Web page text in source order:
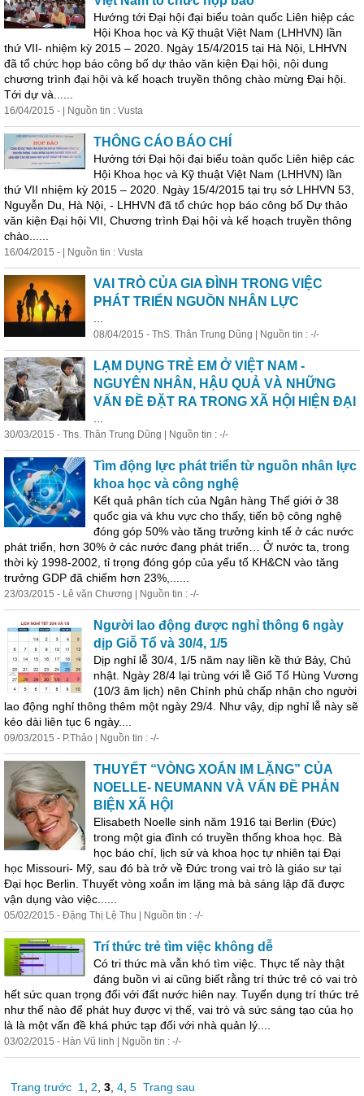
Hướng tới Đại hội đại biểu toàn quốc Liên hiệp các
Hội Khoa học và Kỹ thuật Việt Nam (LHHVN) lần
thứ VII- nhiệm kỳ 2015 – 2020. Ngày 15/4/2015 tại Hà Nội, LHHVN
đã tổ chức họp báo công bố dự thảo văn kiện Đại hội, nội dung
chương trình đại hội và kế hoạch truyền thông chào mừng Đại hội.
Tới dự và......
16/04/2015 - | Nguồn tin : Vusta
THÔNG CÁO BÁO CHÍ
Hướng tới Đại hội đại biểu toàn quốc Liên hiệp các
Hội Khoa học và Kỹ thuật Việt Nam (LHHVN) lần
thứ VII nhiệm kỳ 2015 – 2020. Ngày 15/4/2015 tại trụ sở LHHVN 53,
Nguyễn Du, Hà Nội, - LHHVN đã tổ chức họp báo công bố Dự thảo
văn kiện Đại hội VII, Chương trình Đại hội và kế hoạch truyền thông
chào......
16/04/2015 - | Nguồn tin : Vusta
VAI TRÒ CỦA GIA ĐÌNH TRONG VIỆC
PHÁT TRIỂN NGUỒN NHÂN LỰC
08/04/2015 - ThS. Thân Trung Dũng | Nguồn tin : -/-
LẠM DỤNG TRẺ EM Ở VIỆT NAM -
NGUYÊN NHÂN, HẬU QUẢ VÀ NHỮNG
VẤN ĐỀ ĐẶT RA TRONG XÃ HỘI HIỆN ĐẠI
30/03/2015 - Ths. Thân Trung Dũng | Nguồn tin : -/-
Tìm động lực phát triển từ nguồn nhân lực
khoa học và công nghệ
Kết quả phân tích của Ngân hàng Thế giới ở 38
quốc gia và khu vực cho thấy, tiến bộ công nghệ
đóng góp 50% vào tăng trưởng kinh tế ở các nước
phát triển, hơn 30% ở các nước đang phát triển… Ở nước ta, trong
thời kỳ 1998-2002, tỉ trọng đóng góp của yếu tố KH&CN vào tăng
trưởng GDP đã chiếm hơn 23%,......
23/03/2015 - Lê văn Chương | Nguồn tin : -/-
Người lao động được nghỉ thông 6 ngày
dịp Giỗ Tổ và 30/4, 1/5
Dịp nghỉ lễ 30/4, 1/5 năm nay liền kề thứ Bảy, Chủ
nhật. Ngày 28/4 lại trùng với lễ Giổ Tổ Hùng Vương
(10/3 âm lịch) nên Chính phủ chấp nhận cho người
lao động nghỉ thông thêm một ngày 29/4. Như vậy, dịp nghỉ lễ này sẽ
kéo dài liên tục 6 ngày....
09/03/2015 - P.Thảo | Nguồn tin : -/-
THUYẾT “VÒNG XOẮN IM LẶNG” CỦA
NOELLE- NEUMANN VÀ VẤN ĐỀ PHẢN
BIỆN XÃ HỘI
Elisabeth Noelle sinh năm 1916 tại Berlin (Đức)
trong một gia đình có truyền thống khoa học. Bà
học báo chí, lịch sử và khoa học tự nhiên tại Đại
học Missouri- Mỹ, sau đó bà trở về Đức trong vai trò là giáo sư tại
Đại học Berlin. Thuyết vòng xoắn im lặng mà bà sáng lập đã được
vận dụng vào việc......
05/02/2015 - Đặng Thị Lệ Thu | Nguồn tin : -/-
Trí thức trẻ tìm việc không dễ
Có tri thức mà vẫn khó tìm việc. Thực tế này thật
đáng buồn vì ai cũng biết rằng trí thức trẻ có vai trò
hết sức quan trọng đối với đất nước hiên nay. Tuyển dụng trí thức trẻ
như thế nào để phát huy được vị thế, vai trò và sức sáng tạo của họ
là là một vấn đề khá phức tạp đối với nhà quản lý....
03/02/2015 - Hàn Vũ linh | Nguồn tin : -/-
Trang trước 1 2 3 4 5 Trang sau